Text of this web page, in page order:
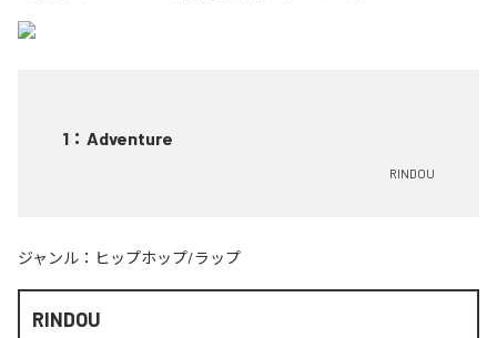
1 ： Adventure
RINDOU
ジャンル： ヒップホップ/ラップ
RINDOU